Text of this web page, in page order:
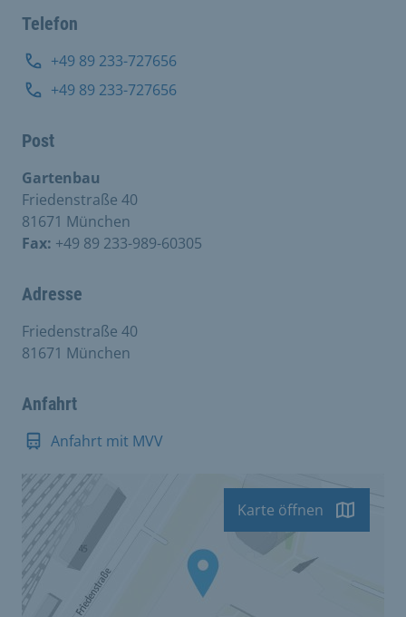
Telefon
+49 89 233-727656
+49 89 233-727656
Post
Gartenbau
Friedenstraße 40
81671 München
Fax: +49 89 233-989-60305
Adresse
Friedenstraße 40
81671 München
Anfahrt
Anfahrt mit MVV
Karte öffnen